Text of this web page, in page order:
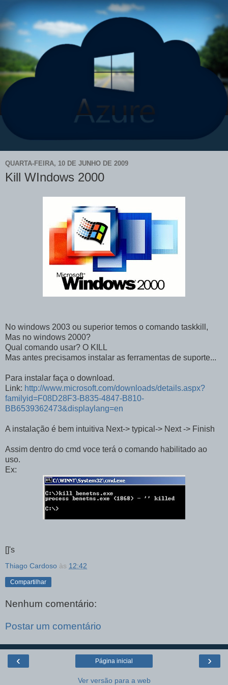
QUARTA-FEIRA, 10 DE JUNHO DE 2009
Kill WIndows 2000
No windows 2003 ou superior temos o comando taskkill,
Mas no windows 2000?
Qual comando usar? O KILL
Mas antes precisamos instalar as ferramentas de suporte...
Para instalar faça o download.
Link: http://www.microsoft.com/downloads/details.aspx?
familyid=F08D28F3-B835-4847-B810-
BB6539362473&displaylang=en
A instalação é bem intuitiva Next-> typical-> Next -> Finish
Assim dentro do cmd voce terá o comando habilitado ao
uso.
Ex:
[]'s
Thiago Cardoso às 12:42
Compartilhar
Nenhum comentário:
Postar um comentário
‹ ›
Página inicial
Ver versão para a web